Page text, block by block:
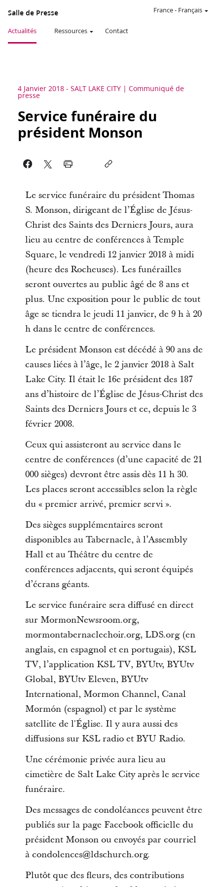
Salle de Presse
Actualités Ressources Contact
France- Français
4 Janvier 2018 - SALT LAKE CITY Communiqué de
presse
Service funéraire du
président Monson
Le service funéraire du président Thomas
S. Monson, dirigeant de l’Église de Jésus-
Christ des Saints des Derniers Jours, aura
lieu au centre de conférences à Temple
Square, le vendredi 12 janvier 2018 à midi
(heure des Rocheuses). Les funérailles
seront ouvertes au public âgé de 8 ans et
plus. Une exposition pour le public de tout
âge se tiendra le jeudi 11 janvier, de 9 h à 20
h dans le centre de conférences.
Le président Monson est décédé à 90 ans de
causes liées à l’âge, le 2 janvier 2018 à Salt
Lake City. Il était le 16e président des 187
ans d’histoire de l’Église de Jésus-Christ des
Saints des Derniers Jours et ce, depuis le 3
février 2008.
Ceux qui assisteront au service dans le
centre de conférences (d’une capacité de 21
000 sièges) devront être assis dès 11 h 30.
Les places seront accessibles selon la règle
du « premier arrivé, premier servi ».
Des sièges supplémentaires seront
disponibles au Tabernacle, à l’Assembly
Hall et au Théâtre du centre de
conférences adjacents, qui seront équipés
d’écrans géants.
Le service funéraire sera diffusé en direct
sur MormonNewsroom.org,
mormontabernaclechoir.org, LDS.org (en
anglais, en espagnol et en portugais), KSL
TV, l’application KSL TV, BYUtv, BYUtv
Global, BYUtv Eleven, BYUtv
International, Mormon Channel, Canal
Mormón (espagnol) et par le système
satellite de l'Église. Il y aura aussi des
diffusions sur KSL radio et BYU Radio.
Une cérémonie privée aura lieu au
cimetière de Salt Lake City après le service
funéraire.
Des messages de condoléances peuvent être
publiés sur la page Facebook officielle du
président Monson ou envoyés par courriel
à condolences@ldschurch.org.
Plutôt que des fleurs, des contributions